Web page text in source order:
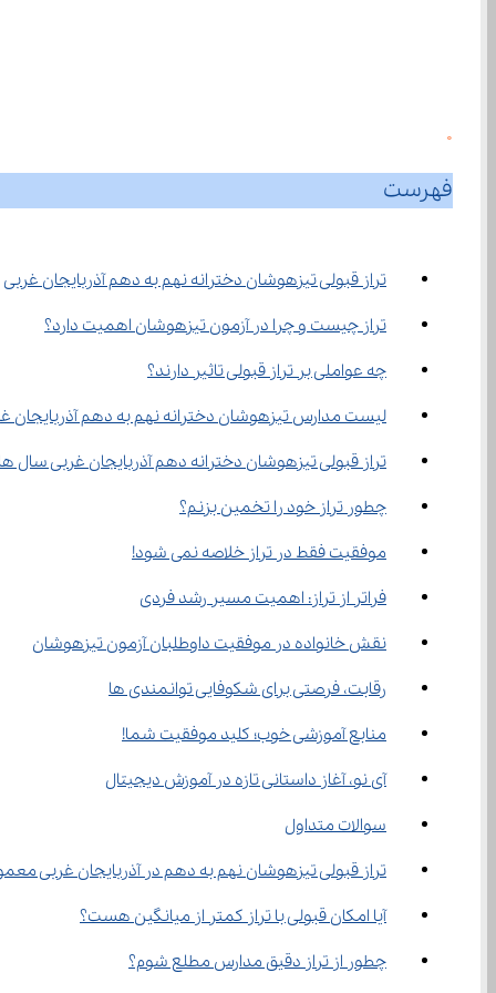
0
فهرست
تراز قبولی تیزهوشان دخترانه نهم به دهم آذربایجان غربی
تراز چیست و چرا در آزمون تیزهوشان اهمیت دارد؟
چه عواملی بر تراز قبولی تاثیر دارند؟
لیست مدارس تیزهوشان دخترانه نهم به دهم آذربایجان
تراز قبولی تیزهوشان دخترانه دهم آذربایجان غربی سال
چطور تراز خود را تخمین بزنم؟
موفقیت فقط در تراز خلاصه نمی شود!
فراتر از تراز: اهمیت مسیر رشد فردی
نقش خانواده در موفقیت داوطلبان آزمون تیزهوشان
رقابت، فرصتی برای شکوفایی توانمندی ها
منابع آموزشی خوب؛ کلید موفقیت شما!
آی‌ نو، آغاز داستانی تازه در آموزش دیجیتال
سوالات متداول
تراز قبولی تیزهوشان نهم به دهم در آذربایجان غربی
آیا امکان قبولی با تراز کمتر از میانگین هست؟
چطور از تراز دقیق مدارس مطلع شوم؟